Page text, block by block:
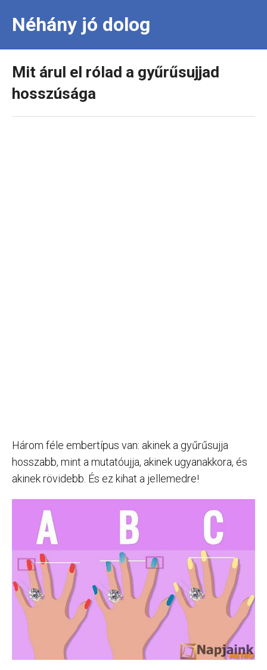
Néhány jó dolog
Mit árul el rólad a gyűrűsujjad
hosszúsága
Három féle embertípus van: akinek a gyűrűsujja
hosszabb, mint a mutatóujja, akinek ugyanakkora, és
akinek rövidebb. És ez kihat a jellemedre!